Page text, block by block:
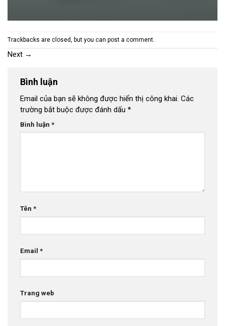
Trackbacks are closed, but you can post a comment.
Next →
Bình luận
Email của bạn sẽ không được hiển thị công khai. Các
trường bắt buộc được đánh dấu *
Bình luận *
Tên *
Email *
Trang web